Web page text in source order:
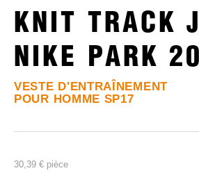
KNIT TRACK
NIKE PARK
VESTE D'ENTRAÎNEMENT
POUR HOMME SP17
30,39 € pièce